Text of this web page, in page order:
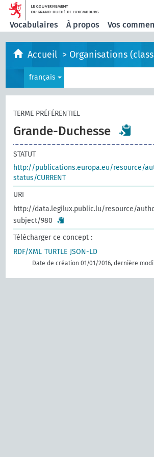
Vocabulaires À propos Vos
Accueil > Organisations
français
TERME PRÉFÉRENTIEL
Grande-Duchesse
STATUT
http://publications.europa.eu/resource/
status/CURRENT
URI
http://data.legilux.public.lu/resource/
subject/980
Télécharger ce concept :
RDF/XML TURTLE JSON-LD
Date de création 01/01/2016, dernière